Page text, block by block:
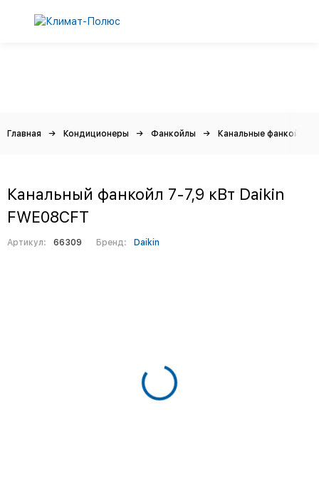
Главная Кондиционеры Фанкойлы Канальные фанкойлы
Канальный фанкойл 7-7,9 кВт Daikin
FWE08CFT
Артикул: 66309 Бренд: Daikin